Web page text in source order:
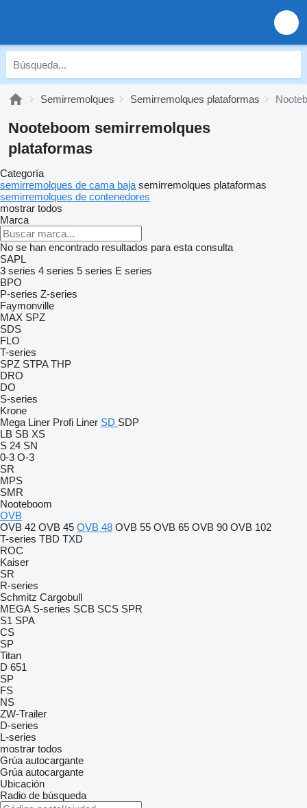
Semirremolques Semirremolques plataformas
Nooteboom semirremolques
plataformas
Categoría
semirremolques de cama baja semirremolques plataformas
semirremolques de contenedores
mostrar todos
Marca
No se han encontrado resultados para esta consulta
SAPL
3 series 4 series 5 series E series
BPO
P-series Z-series
Faymonville
MAX SPZ
SDS
FLO
T-series
SPZ STPA THP
DRO
DO
S-series
Krone
Mega Liner Profi Liner SD SDP
LB SB XS
S 24 SN
0-3 O-3
SR
MPS
SMR
Nooteboom
OVB
OVB 42 OVB 45 OVB 48 OVB 55 OVB 65 OVB 90 OVB 102
T-series TBD TXD
ROC
Kaiser
SR
R-series
Schmitz Cargobull
MEGA S-series SCB SCS SPR
S1 SPA
CS
SP
Titan
D 651
SP
FS
NS
ZW-Trailer
D-series
L-series
mostrar todos
Grúa autocargante
Grúa autocargante
Ubicación
Radio de búsqueda